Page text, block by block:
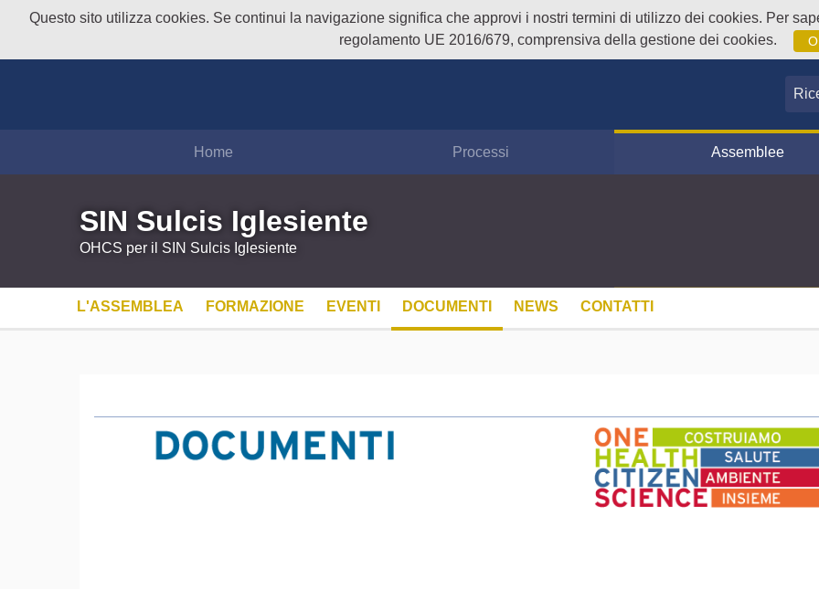
Questo sito utilizza cookies. Se continui la navigazione significa che approvi i nostri termini di utilizzo dei cookies. Per
regolamento UE 2016/679, comprensiva della gestione dei cookies.
Home Processi Assemblee
SIN Sulcis Iglesiente
OHCS per il SIN Sulcis Iglesiente
L'ASSEMBLEA FORMAZIONE EVENTI DOCUMENTI NEWS CONTATTI